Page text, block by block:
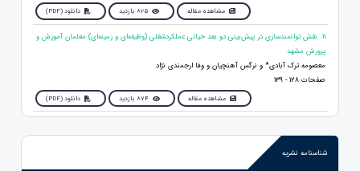
مشاهده مقاله 825 بازدید دانلود (PDF)
11. نقش توانمندسازی در پیش‌بینی دو بعد حیاتی عملکردشغلی (وظیفه‌ای و زمینه‌ای) معلمان آموزش و
پرورش مشهد
معصومه ترک آبادی* و نرگس آهنچیان و وفا ارجمندی‌ نژاد
صفحات 128 - 139
مشاهده مقاله 874 بازدید دانلود (PDF)
شناسنامه نشریه